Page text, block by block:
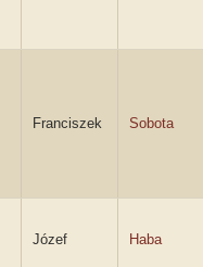
Franciszek Sobota
Józef Haba